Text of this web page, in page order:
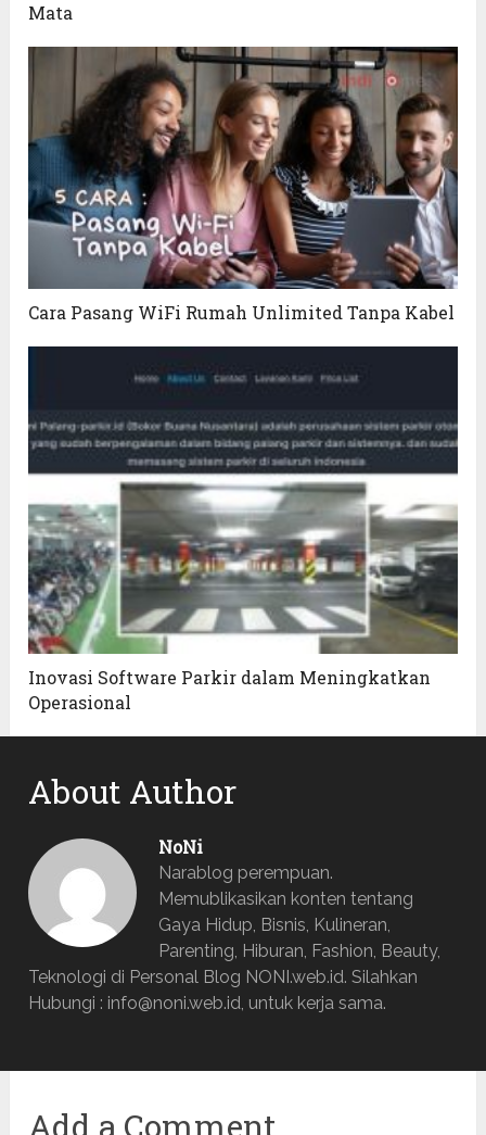
Mata
Cara Pasang WiFi Rumah Unlimited Tanpa Kabel
Inovasi Software Parkir dalam Meningkatkan
Operasional
About Author
NoNi
Narablog perempuan.
Memublikasikan konten tentang
Gaya Hidup, Bisnis, Kulineran,
Parenting, Hiburan, Fashion, Beauty,
Teknologi di Personal Blog NONI.web.id. Silahkan
Hubungi : info@noni.web.id, untuk kerja sama.
Add a Comment